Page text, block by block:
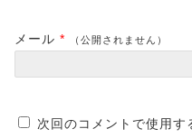
メール * （公開されません）
次回のコメントで使用す